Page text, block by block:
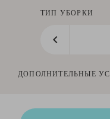
ТИП УБОРКИ
ДОПОЛНИТЕЛЬНЫЕ